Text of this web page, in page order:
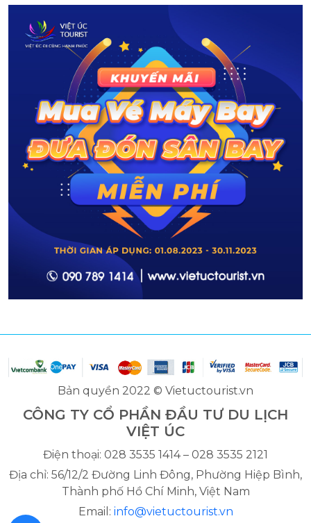
Bản quyền 2022 © Vietuctourist.vn
CÔNG TY CỔ PHẦN ĐẦU TƯ DU LỊCH
VIỆT ÚC
Điện thoại: 028 3535 1414 – 028 3535 2121
Địa chỉ: 56/12/2 Đường Linh Đông, Phường Hiệp Bình,
Thành phố Hồ Chí Minh, Việt Nam
Email: info@vietuctourist.vn